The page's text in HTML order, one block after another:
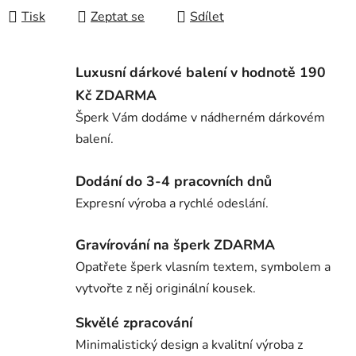
Tisk Zeptat se Sdílet
Luxusní dárkové balení v hodnotě 190
Kč ZDARMA
Šperk Vám dodáme v nádherném dárkovém
balení.
Dodání do 3-4 pracovních dnů
Expresní výroba a rychlé odeslání.
Gravírování na šperk ZDARMA
Opatřete šperk vlasním textem, symbolem a
vytvořte z něj originální kousek.
Skvělé zpracování
Minimalistický design a kvalitní výroba z